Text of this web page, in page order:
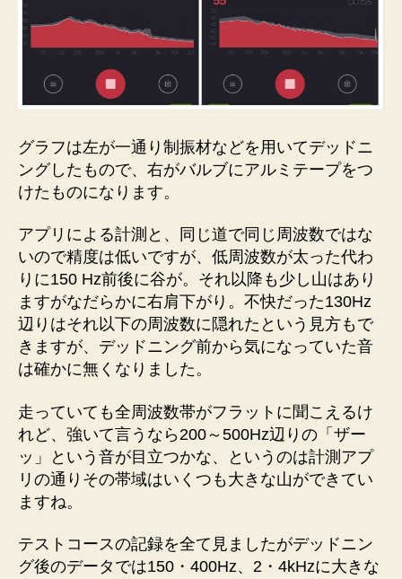
グラフは左が一通り制振材などを用いてデッドニ
ングしたもので、右がバルブにアルミテープをつ
けたものになります。
アプリによる計測と、同じ道で同じ周波数ではな
いので精度は低いですが、低周波数が太った代わ
りに150 Hz前後に谷が。それ以降も少し山はあり
ますがなだらかに右肩下がり。不快だった130Hz
辺りはそれ以下の周波数に隠れたという見方もで
きますが、デッドニング前から気になっていた音
は確かに無くなりました。
走っていても全周波数帯がフラットに聞こえるけ
れど、強いて言うなら200～500Hz辺りの「ザー
ッ」という音が目立つかな、というのは計測アプ
リの通りその帯域はいくつも大きな山ができてい
ますね。
テストコースの記録を全て見ましたがデッドニン
グ後のデータでは150・400Hz、2・4kHzに大きな